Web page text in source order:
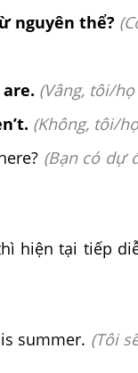
nguyên thể? (
(Vâng, tôi/họ
(Không, tôi/
(Bạn có dự
hiện tại tiếp
summer. (Tôi